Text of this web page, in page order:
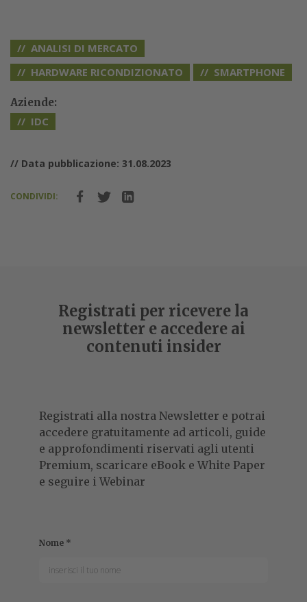
ANALISI DI MERCATO
HARDWARE RICONDIZIONATO
SMARTPHONE
Aziende:
IDC
// Data pubblicazione: 31.08.2023
CONDIVIDI:
Registrati per ricevere la
newsletter e accedere ai
contenuti insider
Registrati alla nostra Newsletter e potrai
accedere gratuitamente ad articoli, guide
e approfondimenti riservati agli utenti
Premium, scaricare eBook e White Paper
e seguire i Webinar
Nome *